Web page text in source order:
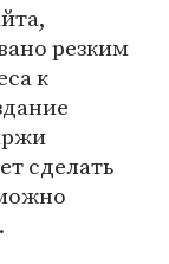
резким
к
сделать